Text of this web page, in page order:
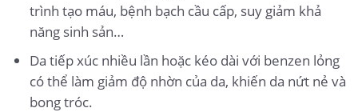
trình tạo máu, bệnh bạch cầu cấp, suy giảm khả
năng sinh sản…
Da tiếp xúc nhiều lần hoặc kéo dài với benzen lỏng
có thể làm giảm độ nhờn của da, khiến da nứt nẻ và
bong tróc.